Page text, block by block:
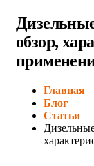
обзор,
Главная
Блог
Статьи